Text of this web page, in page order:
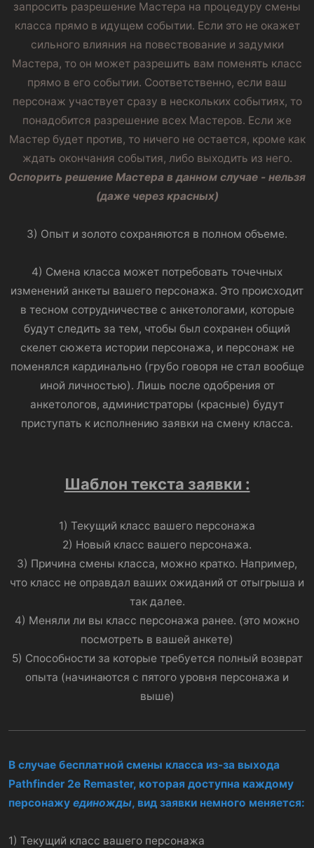
запросить разрешение Мастера на процедуру смены
класса прямо в идущем событии. Если это не окажет
сильного влияния на повествование и задумки
Мастера, то он может разрешить вам поменять класс
прямо в его событии. Соответственно, если ваш
персонаж участвует сразу в нескольких событиях, то
понадобится разрешение всех Мастеров. Если же
Мастер будет против, то ничего не остается, кроме как
ждать окончания события, либо выходить из него.
Оспорить решение Мастера в данном случае - нельзя
(даже через красных)
3) Опыт и золото сохраняются в полном объеме.
4) Смена класса может потребовать точечных
изменений анкеты вашего персонажа. Это происходит
в тесном сотрудничестве с анкетологами, которые
будут следить за тем, чтобы был сохранен общий
скелет сюжета истории персонажа, и персонаж не
поменялся кардинально (грубо говоря не стал вообще
иной личностью). Лишь после одобрения от
анкетологов, администраторы (красные) будут
приступать к исполнению заявки на смену класса.
Шаблон текста заявки :
1) Текущий класс вашего персонажа
2) Новый класс вашего персонажа.
3) Причина смены класса, можно кратко. Например,
что класс не оправдал ваших ожиданий от отыгрыша и
так далее.
4) Меняли ли вы класс персонажа ранее. (это можно
посмотреть в вашей анкете)
5) Способности за которые требуется полный возврат
опыта (начинаются с пятого уровня персонажа и
выше)
В случае бесплатной смены класса из-за выхода
Pathfinder 2e Remaster, которая доступна каждому
персонажу единожды, вид заявки немного меняется:
1) Текущий класс вашего персонажа